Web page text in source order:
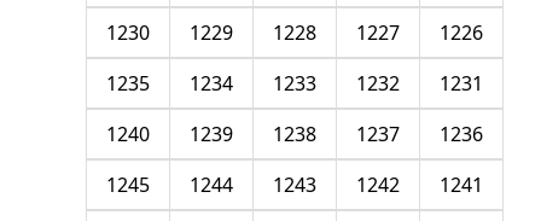
1226
1227
1228
1229
1230
1231
1232
1233
1234
1235
1236
1237
1238
1239
1240
1241
1242
1243
1244
1245